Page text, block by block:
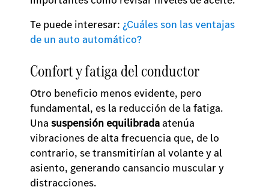
Te puede interesar: ¿Cuáles son las ventajas
de un auto automático?
Confort y fatiga del conductor
Otro beneficio menos evidente, pero
fundamental, es la reducción de la fatiga.
Una suspensión equilibradaatenúa
vibraciones de alta frecuencia que, de lo
contrario, se transmitirían al volante y al
asiento, generando cansancio muscular y
distracciones.